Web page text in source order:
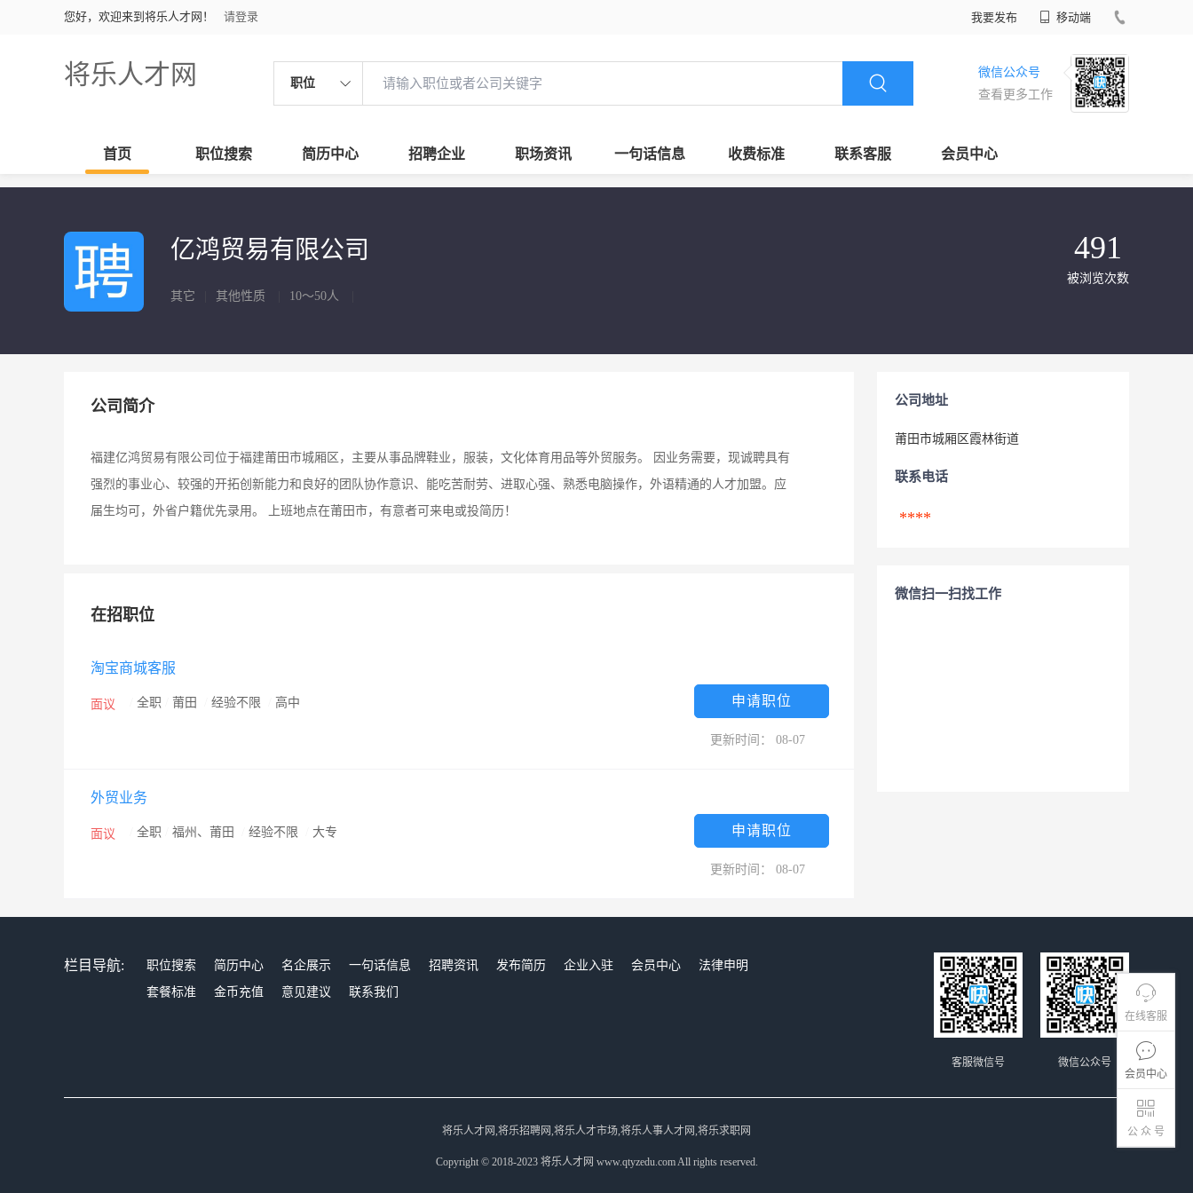
您好，欢迎来到将乐人才网！ 请登录 我要发布 移动端
将乐人才网 职位
微信公众号
查看更多工作
首页 职位搜索 简历中心 招聘企业 职场资讯 一句话信息 收费标准 联系客服 会员中心
在线客服
会员中心
公 众 号
亿鸿贸易有限公司
其它 其他性质 10～50人
491
被浏览次数
公司简介
福建亿鸿贸易有限公司位于福建莆田市城厢区，主要从事品牌鞋业，服装，文化体育用品等外贸服务。 因业务需要，现诚聘具有
强烈的事业心、较强的开拓创新能力和良好的团队协作意识、能吃苦耐劳、进取心强、熟悉电脑操作，外语精通的人才加盟。应
届生均可，外省户籍优先录用。 上班地点在莆田市，有意者可来电或投简历！
在招职位
淘宝商城客服
面议 全职 莆田 经验不限 高中 申请职位
更新时间： 08-07
外贸业务
面议 全职 福州、莆田 经验不限 大专 申请职位
更新时间： 08-07
公司地址
莆田市城厢区霞林街道
联系电话
****
微信扫一扫找工作
栏目导航: 职位搜索 简历中心 名企展示 一句话信息 招聘资讯 发布简历 企业入驻 会员中心
法律申明
套餐标准
金币充值 意见建议 联系我们
微信公众号
客服微信号
将乐人才网,将乐招聘网,将乐人才市场,将乐人事人才网,将乐求职网
Copyright © 2018-2023 将乐人才网 www.qtyzedu.com All rights reserved.